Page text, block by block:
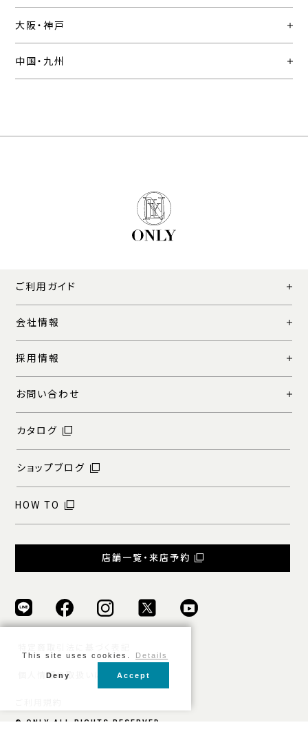
大阪・神戸
中国・九州
ご利用ガイド
会社情報
採用情報
お問い合わせ
カタログ
ショップブログ
HOW TO
店舗一覧・来店予約
個人情報の取扱いについて
© ONLY ALL RIGHTS RESERVED.
This site uses cookies. Details
Deny Accept